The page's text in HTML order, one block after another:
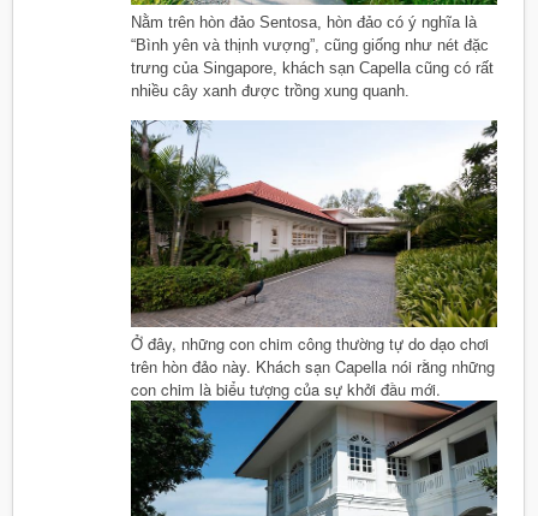
Nằm trên hòn đảo Sentosa, hòn đảo có ý nghĩa là
“Bình yên và thịnh vượng”, cũng giống như nét đặc
trưng của Singapore, khách sạn Capella cũng có rất
nhiều cây xanh được trồng xung quanh.
Ở đây, những con chim công thường tự do dạo chơi
trên hòn đảo này. Khách sạn Capella nói rằng những
con chim là biểu tượng của sự khởi đầu mới.